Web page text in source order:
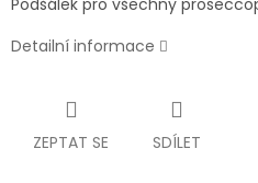
Podšálek pro všechny
Detailní informace
ZEPTAT SE SDÍLET